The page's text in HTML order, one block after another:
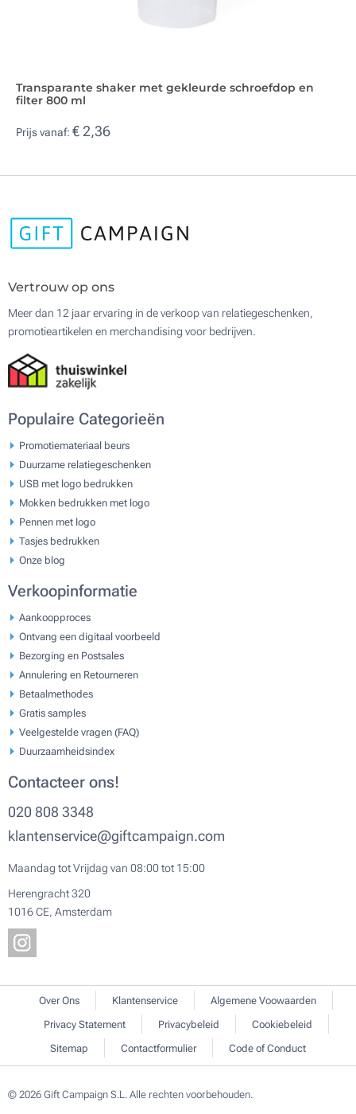
Transparante shaker met gekleurde schroefdop en
filter 800 ml
Prijs vanaf: € 2,36
Vertrouw op ons
Meer dan 12 jaar ervaring in de verkoop van relatiegeschenken,
promotieartikelen en merchandising voor bedrijven.
Populaire Categorieën
Promotiemateriaal beurs
Duurzame relatiegeschenken
USB met logo bedrukken
Mokken bedrukken met logo
Pennen met logo
Tasjes bedrukken
Onze blog
Verkoopinformatie
Aankoopproces
Ontvang een digitaal voorbeeld
Bezorging en Postsales
Annulering en Retourneren
Betaalmethodes
Gratis samples
Veelgestelde vragen (FAQ)
Duurzaamheidsindex
Contacteer ons!
020 808 3348
klantenservice@giftcampaign.com
Maandag tot Vrijdag van 08:00 tot 15:00
Herengracht 320
1016 CE, Amsterdam
Over Ons Klantenservice
Algemene Voowaarden
Privacy Statement
Privacybeleid
Cookiebeleid
Sitemap
Contactformulier Code of Conduct
© 2026 Gift Campaign S.L. Alle rechten voorbehouden.